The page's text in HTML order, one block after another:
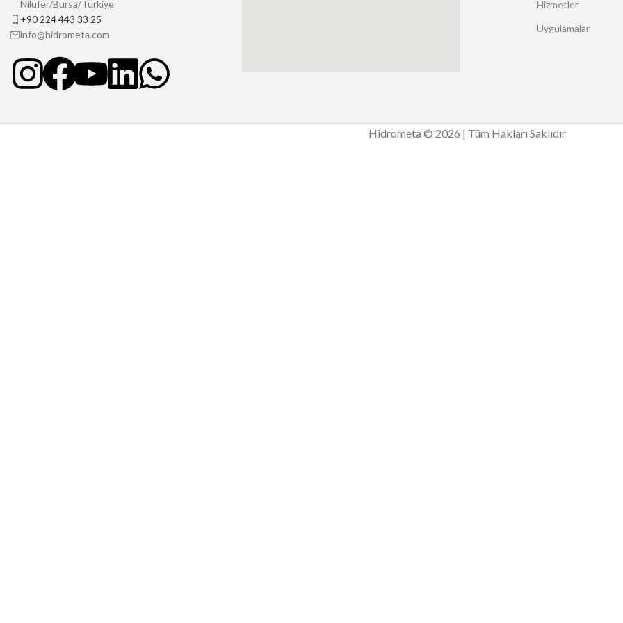
Nilüfer/Bursa/Türkiye
+90 224 443 33 25
info@hidrometa.com
Hizmetler
Uygulamalar
Hidrometa © 2026 | Tüm Hakları Saklıdır